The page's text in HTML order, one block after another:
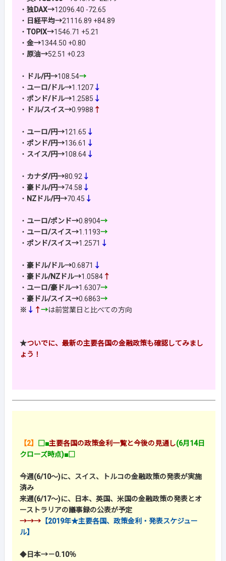
・ 独DAX→12096.40 -72.65
・ 日経平均→21116.89 +84.89
・ TOPIX→1546.71 +5.21
・ 金→1344.50 +0.80
・ 原油→52.51 +0.23
・ ドル/円→108.54→
・ ユーロ/ドル→1.1207 ↓
・ ポンド/ドル→1.2585 ↓
・
ドル/スイス→0.9988 ↑
・ ユーロ/円→121.65 ↓
・ ポンド/円→136.61 ↓
・ スイス/円→108.64 ↓
・ カナダ/円→80.92 ↓
・ 豪ドル/円→74.58 ↓
・ NZドル/円→70.45 ↓
・ ユーロ/ポンド→0.8904→
・ ユーロ/スイス→1.1193→
・ ポンド/スイス→1.2571 ↓
・ 豪ドル/ドル→0.6871 ↓
・ 豪ドル/NZドル→1.0584 ↑
・ ユーロ/豪ドル→1.6307→
・ 豪ドル/スイス→0.6863→
※ ↓ ↑→は前営業日と比べての方向
★ついでに、最新の主要各国の金融政策も確認してみまし
ょう！
【2】 □■主要各国の政策金利一覧と今後の見通し(6月14日
クローズ時点)■□
今週(6/10～)に、スイス、トルコの金融政策の発表が実施
済み
来週(6/17～)に、日本、英国、米国の金融政策の発表とオ
ーストラリアの議事録の公表が予定
→→→ 【2019年★主要各国、政策金利・発表スケジュー
ル】
◆ 日本→－0.10％